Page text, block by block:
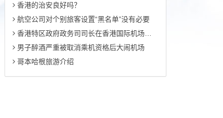
香港的治安良好吗？
航空公司对个别旅客设置“黑名单”没有必要
香港特区政府政务司司长在香港国际机场第三跑道启用典礼的致辞
男子醉酒严重被取消乘机资格后大闹机场
哥本哈根旅游介绍